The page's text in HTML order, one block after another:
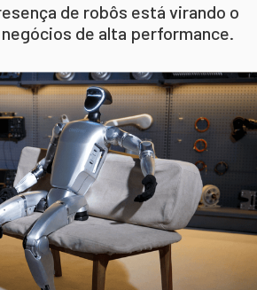
de robôs está virando o
de alta performance.